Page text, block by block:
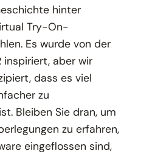
hinter
Try-On-
Es wurde von der
inspiriert, aber wir
dass es viel
zu
Bleiben Sie dran, um
zu erfahren,
eingeflossen sind,